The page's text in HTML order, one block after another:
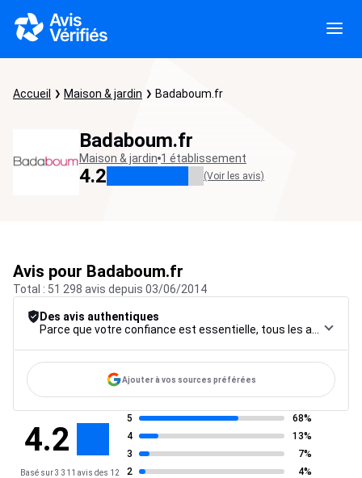
Accueil Maison & jardin Badaboum.fr
Badaboum.fr
Maison & jardin 1 établissement
4.2 (Voir les avis)
Avis pour Badaboum.fr
Total : 51 298 avis depuis 03/06/2014
Des avis authentiques
Ajouter à vos sources préférées
4.2
Basé sur 3 311 avis des 12
5
68%
4
13%
3
7%
2
4%